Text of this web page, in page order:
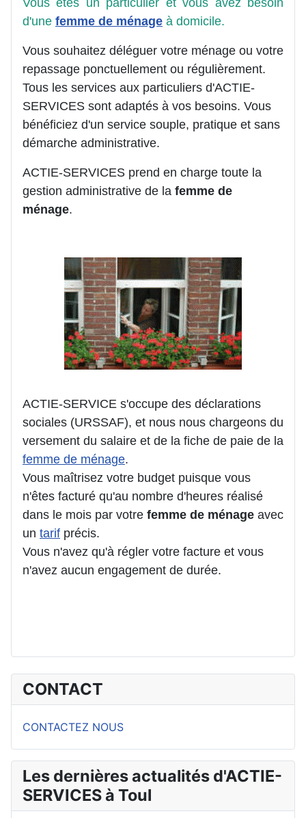
Vous êtes un particulier et vous avez besoin
d'une femme de ménage à domicile.
Vous souhaitez déléguer votre ménage ou votre
repassage ponctuellement ou régulièrement.
Tous les services aux particuliers d'ACTIE-
SERVICES sont adaptés à vos besoins. Vous
bénéficiez d'un service souple, pratique et sans
démarche administrative.
ACTIE-SERVICES prend en charge toute la
gestion administrative de la femme de
ménage.
ACTIE-SERVICE s'occupe des déclarations
sociales (URSSAF), et nous nous chargeons du
versement du salaire et de la fiche de paie de la
femme de ménage.
Vous maîtrisez votre budget puisque vous
n'êtes facturé qu'au nombre d'heures réalisé
dans le mois par votre femme de ménage avec
un tarif précis.
Vous n'avez qu'à régler votre facture et vous
n'avez aucun engagement de durée.
CONTACT
CONTACTEZ NOUS
Les dernières actualités d'ACTIE-
SERVICES à Toul